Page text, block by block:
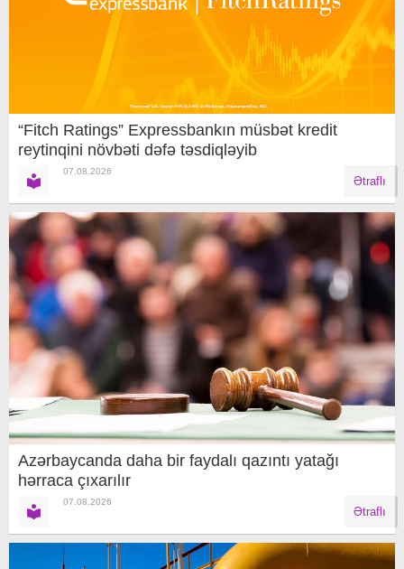
“Fitch Ratings” Expressbankın müsbət kredit
reytinqini növbəti dəfə təsdiqləyib
07.08.2026
Ətraflı
Azərbaycanda daha bir faydalı qazıntı yatağı
hərraca çıxarılır
07.08.2026
Ətraflı